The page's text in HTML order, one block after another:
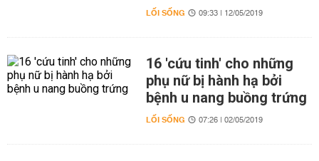
LỐI SỐNG 09:33 | 12/05/2019
16 'cứu tinh' cho những
phụ nữ bị hành hạ bởi
bệnh u nang buồng trứng
LỐI SỐNG 07:26 | 02/05/2019